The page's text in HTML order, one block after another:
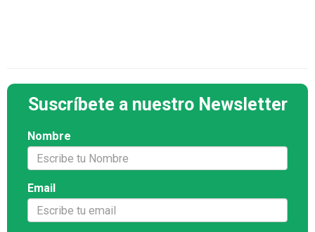
Suscríbete a nuestro Newsletter
Nombre
Email